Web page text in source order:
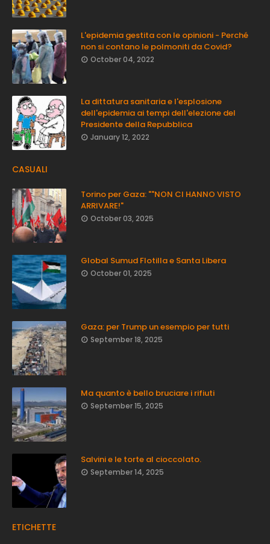
L'epidemia gestita con le opinioni - Perché
non si contano le polmoniti da Covid?
October 04, 2022
La dittatura sanitaria e l'esplosione
dell'epidemia ai tempi dell'elezione del
Presidente della Repubblica
January 12, 2022
CASUALI
Torino per Gaza: ""NON CI HANNO VISTO
ARRIVARE!"
October 03, 2025
Global Sumud Flotilla e Santa Libera
October 01, 2025
Gaza: per Trump un esempio per tutti
September 18, 2025
Ma quanto è bello bruciare i rifiuti
September 15, 2025
Salvini e le torte al cioccolato.
September 14, 2025
ETICHETTE